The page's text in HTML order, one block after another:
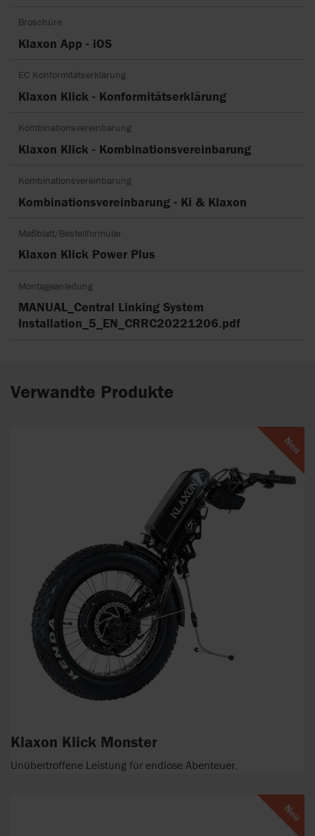
Broschüre
Klaxon App - iOS
EC Konformitätserklärung
Klaxon Klick - Konformitätserklärung
Kombinationsvereinbarung
Klaxon Klick - Kombinationsvereinbarung
Kombinationsvereinbarung
Kombinationsvereinbarung - Ki & Klaxon
Maßblatt/Bestellformular
Klaxon Klick Power Plus
Montageanleitung
MANUAL_Central Linking System
Installation_5_EN_CRRC20221206.pdf
Verwandte Produkte
Neu
Klaxon Klick Monster
Unübertroffene Leistung für endlose Abenteuer.
Neu